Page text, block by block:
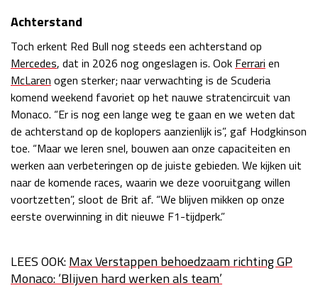
Kwalificatie
za 19:00 - 20:00
Race
zo 17:00 - 19:00
Achterstand
Toch erkent Red Bull nog steeds een achterstand op
Mercedes, dat in 2026 nog ongeslagen is. Ook Ferrari en
McLaren ogen sterker; naar verwachting is de Scuderia
komend weekend favoriet op het nauwe stratencircuit van
Monaco. “Er is nog een lange weg te gaan en we weten dat
de achterstand op de koplopers aanzienlijk is”, gaf Hodgkinson
toe. “Maar we leren snel, bouwen aan onze capaciteiten en
werken aan verbeteringen op de juiste gebieden. We kijken uit
naar de komende races, waarin we deze vooruitgang willen
voortzetten”, sloot de Brit af. “We blijven mikken op onze
eerste overwinning in dit nieuwe F1-tijdperk.”
LEES OOK:Max Verstappen behoedzaam richting GP
Monaco: ‘Blijven hard werken als team’